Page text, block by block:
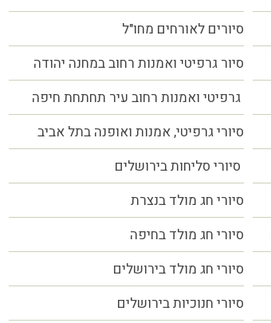
סיורים לאורחים מחו"ל
סיור גרפיטי ואמנות רחוב במחנה יהודה
גרפיטי ואמנות רחוב עיר תחתחת חיפה
סיורי גרפיטי, אמנות ואופנה בתל אביב
סיורי סליחות בירושלים
סיורי חג מולד בנצרת
סיורי חג מולד בחיפה
סיורי חג מולד בירושלים
סיורי חנוכיות בירושלים